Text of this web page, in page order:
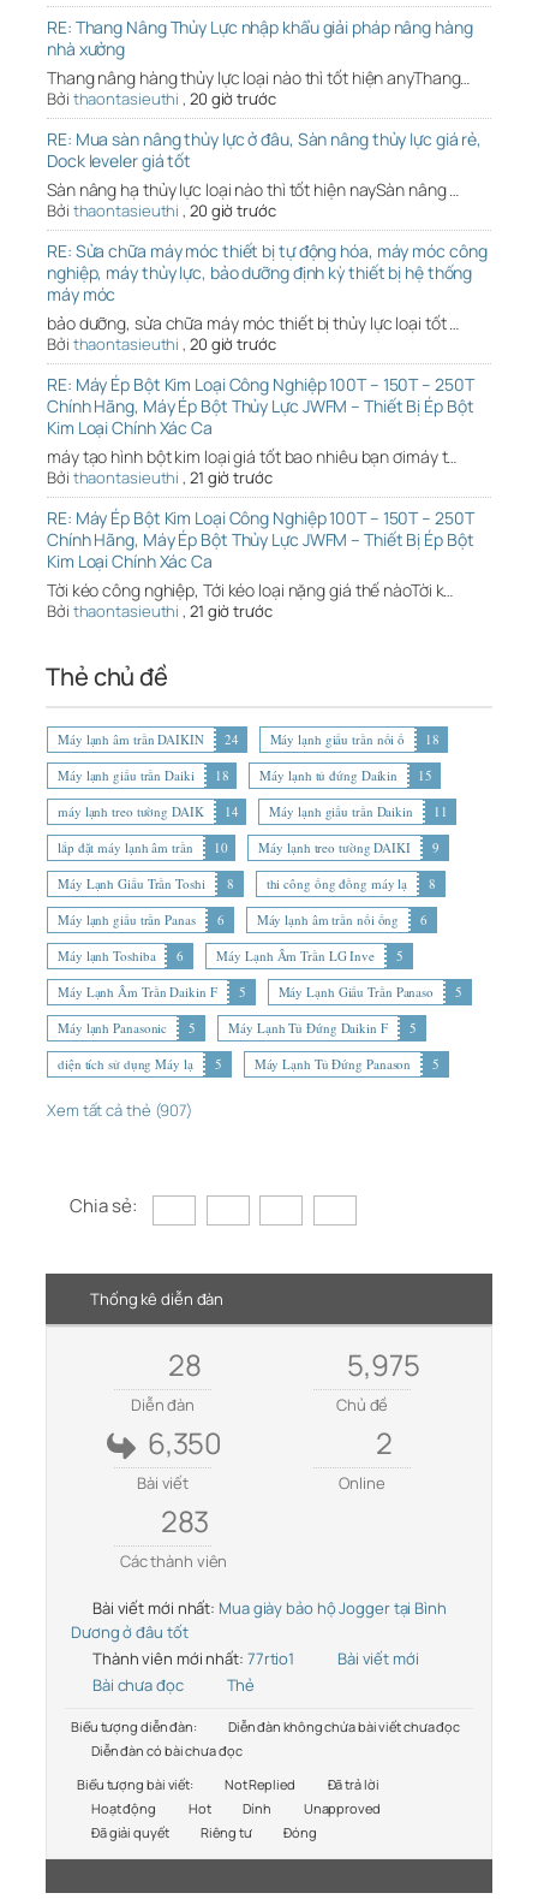
RE: Thang Nâng Thủy Lực nhập khẩu giải pháp nâng hàng
nhà xưởng
Thang nâng hàng thủy lực loại nào thì tốt hiện anyThang…
Bởi thaontasieuthi , 20 giờ trước
RE: Mua sàn nâng thủy lực ở đâu, Sàn nâng thủy lực giá rẻ,
Dock leveler giá tốt
Sàn nâng hạ thủy lực loại nào thì tốt hiện naySàn nâng …
Bởi thaontasieuthi , 20 giờ trước
RE: Sửa chữa máy móc thiết bị tự động hóa, máy móc công
nghiệp, máy thủy lực, bảo dưỡng định kỳ thiết bị hệ thống
máy móc
bảo dưỡng, sửa chữa máy móc thiết bị thủy lực loại tốt …
Bởi thaontasieuthi , 20 giờ trước
RE: Máy Ép Bột Kim Loại Công Nghiệp 100T – 150T – 250T
Chính Hãng, Máy Ép Bột Thủy Lực JWFM – Thiết Bị Ép Bột
Kim Loại Chính Xác Ca
máy tạo hình bột kim loại giá tốt bao nhiêu bạn ơimáy t…
Bởi thaontasieuthi , 21 giờ trước
RE: Máy Ép Bột Kim Loại Công Nghiệp 100T – 150T – 250T
Chính Hãng, Máy Ép Bột Thủy Lực JWFM – Thiết Bị Ép Bột
Kim Loại Chính Xác Ca
Tời kéo công nghiệp, Tới kéo loại nặng giá thế nàoTời k…
Bởi thaontasieuthi , 21 giờ trước
Thẻ chủ đề
Máy lạnh âm trần DAIKIN 24 Máy lạnh giấu trần nối ố
18
Máy lạnh giấu trần Daiki
18 Máy lạnh tủ đứng Daikin
15
máy lạnh treo tường DAIK
14 Máy lạnh giấu trần Daikin
11
lắp đặt máy lạnh âm trần
10 Máy lạnh treo tường DAIKI
9
Máy Lạnh Giấu Trần Toshi
8 thi công ống đồng máy lạ
8
Máy lạnh giấu trần Panas
6 Máy lạnh âm trần nối ống
6
Máy lạnh Toshiba
6 Máy Lạnh Âm Trần LG Inve
5
Máy Lạnh Âm Trần Daikin F
5 Máy Lạnh Giấu Trần Panaso
5
Máy lạnh Panasonic
5 Máy Lạnh Tủ Đứng Daikin F
5
diện tích sử dụng Máy lạ
5 Máy Lạnh Tủ Đứng Panason 5
Xem tất cả thẻ (907)
Chia sẻ:
Thống kê diễn đàn
28
Diễn đàn
5,975
Chủ đề
6,350
Bài viết
2
Online
283
Các thành viên
Bài viết mới nhất: Mua giày bảo hộ Jogger tại Bình
Dương ở đâu tốt
Thành viên mới nhất: 77rtio1
Bài viết mới
Bài chưa đọc
Thẻ
Biểu tượng diễn đàn:
Diễn đàn không chứa bài viết chưa đọc
Diễn đàn có bài chưa đọc
Biểu tượng bài viết:
Not Replied
Đã trả lời
Hoạt động
Hot Dính
Unapproved
Đã giải quyết
Riêng tư Đóng